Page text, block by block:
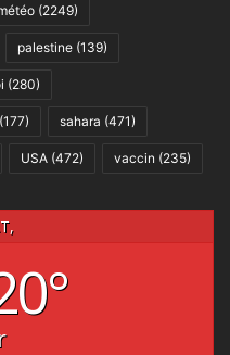
(2249)
palestine (139)
(280)
(177) sahara (471)
USA (472) vaccin (235)